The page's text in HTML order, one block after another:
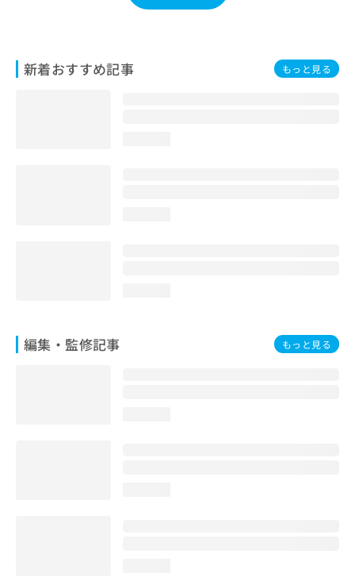
新着おすすめ記事 もっと見る
編集・監修記事 もっと見る
わ